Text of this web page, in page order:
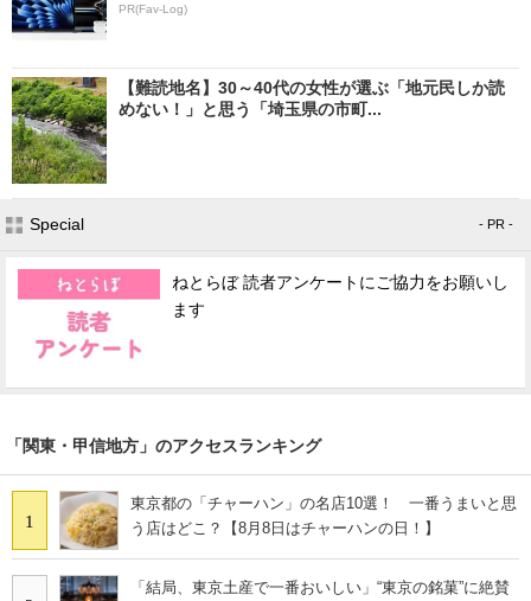
PR(Fav-Log)
【難読地名】30～40代の女性が選ぶ「地元民しか読
めない！」と思う「埼玉県の市町...
Special - PR -
ねとらぼ 読者アンケートにご協力をお願いし
ます
「関東・甲信地方」のアクセスランキング
1
東京都の「チャーハン」の名店10選！ 一番うまいと思
う店はどこ？【8月8日はチャーハンの日！】
「結局、東京土産で一番おいしい」“東京の銘菓”に絶賛